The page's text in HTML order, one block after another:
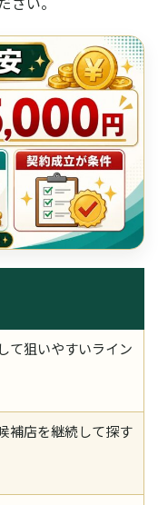
て狙いやすいライン
補店を継続して探す